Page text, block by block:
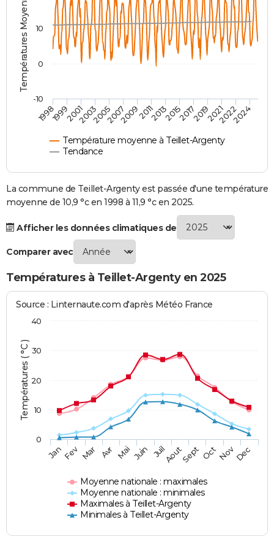
Destinations
City break
Voyage nature
Voyage de noces
Forum
Climat
PHOTO
GUIDES D'ACHAT
BONS PLANS
CARTE DE VOEUX
Carte de Noël
Carte Bonne année
Carte Saint-Valentin
Carte Pâques
Carte d'anniversaire
DICTIONNAIRE
PROGRAMME TV
S'inscrire
Se connecter
Lycées
Collèges
Primaires
Universités
Entreprises
Service militaire
Avis de recherche
AVIS DE DÉCÈS
Températures Moyennes ( °C )
Température moyenne à Teillet-Argenty
Tendance
199819992001200320052007200920112013201520172019202120222024
-10
0
10
La commune de Teillet-Argenty est passée d'une température
moyenne de 10,9 °c en 1998 à 11,9 °c en 2025.
Afficher les données climatiques de
Comparer avec
Températures à Teillet-Argenty en 2025
Températures ( °C )
Source : Linternaute.com d'après Météo France
Moyenne nationale : maximales
Moyenne nationale : minimales
Maximales à Teillet-Argenty
Minimales à Teillet-Argenty
JanFev Mar Avr Mai Juin JuilAoutSept OctNovDec
0
10
20
30
40